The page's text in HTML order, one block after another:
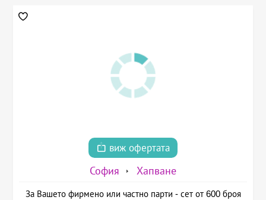
виж офертата
София Хапване
За Вашето фирмено или частно парти - сет от 600 броя